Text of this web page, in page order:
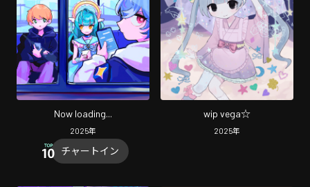
Now loading...
2025年
チャートイン
wip vega☆
2025年